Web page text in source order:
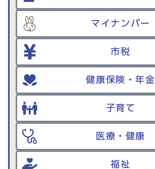
マイナンバー
市税
健康保険・年金
子育て
医療・健康
福祉